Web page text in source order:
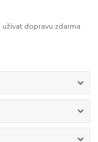
dopravu zdarma